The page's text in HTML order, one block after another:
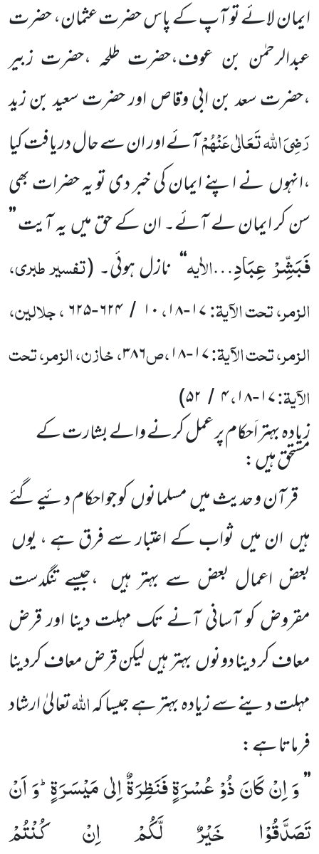
ایمان لائے تو آپ کے پاس حضرت عثمان، حضرت
عبدالرحمٰن بن عوف،حضرت طلحہ ،حضرت زبیر
،حضرت سعد بن ابی وقاص اور حضرت سعید بن زید
رَضِیَ اللہ تَعَالٰی عَنْہُمْآئے اور ان سے حال دریافت کیا
،انہوںنے اپنے ایمان کی خبر دی تو یہ حضرات بھی
سن کر ایمان لے آئے۔ ان کے حق میںیہ آیت’’
فَبَشِّرْ عِبَادِ…الاٰیہ‘‘ نازل ہوئی۔ (تفسیر طبری،
الزمر، تحت الآیۃ:۱۷-۱۸،۱۰ /۶۲۴-۶۲۵، جلالین،
الزمر، تحت الآیۃ:۱۷-۱۸،ص۳۸۶، خازن، الزمر، تحت
الآیۃ:۱۷-۱۸،۴ / ۵۲)
زیادہ بہتر اَحکام پر عمل کرنے والے بشارت کے
مستحق ہیں :
قرآن و حدیث میںمسلمانوںکو جو احکام دئیے گئے
ہیںان میںثواب کے اعتبار سے فرق ہے ، یوں
بعض اعمال بعض سے بہتر ہیں ،جیسے تنگدست
مقروض کو آسانی آنے تک مہلت دینا اور قرض
معاف کر دینا دونوںبہتر ہیںلیکن قرض معاف کردینا
مہلت دینے سے زیادہ بہتر ہے جیسا کہاللہتعالیٰ ارشاد
فرماتا ہے :
’’وَ اِنْ كَانَ ذُوْ عُسْرَةٍ فَنَظِرَةٌ اِلٰى مَیْسَرَةٍؕ-وَ اَنْ
تَصَدَّقُوْا خَیْرٌ لَّكُمْ اِنْ كُنْتُمْ